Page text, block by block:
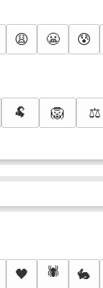
😩 😬 😰
🐏 🦁 ⚖️
🖤 🕷️ 🐇